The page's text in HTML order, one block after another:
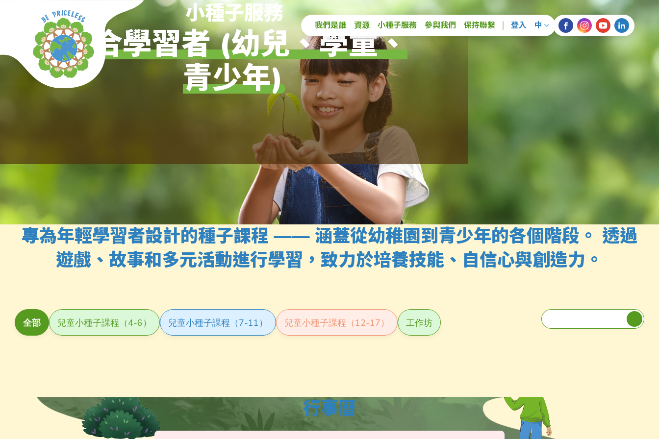
Main navigation
我們是誰 資源 小種子服務 參與我們 保持聯繫 登入 中
小種子服務
適合學習者 (幼兒、學童、
青少年)
專為年輕學習者設計的種子課程 —— 涵蓋從幼稚園到青少年的各個階段。 透過
遊戲、故事和多元活動進行學習，致力於培養技能、自信心與創造力。
Course Type
全部 兒童小種子課程（4-6） 兒童小種子課程（7-11） 兒童小種子課程（12-17） 工作坊
Title
行事曆